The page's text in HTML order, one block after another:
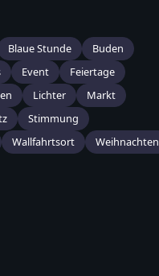
Blaue Stunde
Buden
Event
Feiertage
Lichter
Markt
Stimmung
Wallfahrtsort
Weihnachten